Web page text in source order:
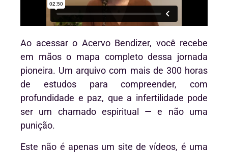
Ao acessar o Acervo Bendizer, você recebe
em mãos o mapa completo dessa jornada
pioneira. Um arquivo com mais de 300 horas
de estudos para compreender, com
profundidade e paz, que a infertilidade pode
ser um chamado espiritual — e não uma
punição.
Este não é apenas um site de vídeos, é uma